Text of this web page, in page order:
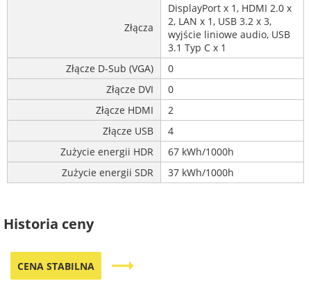
Złącza
DisplayPort x 1, HDMI 2.0 x
2, LAN x 1, USB 3.2 x 3,
wyjście liniowe audio, USB
3.1 Typ C x 1
Złącze D-Sub (VGA)
0
Złącze DVI
0
Złącze HDMI
2
Złącze USB
4
Zużycie energii HDR
67 kWh/1000h
Zużycie energii SDR
37 kWh/1000h
Historia ceny
CENA STABILNA trending_flat